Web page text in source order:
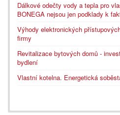
Dálkové odečty vody a tepla pro
BONEGA nejsou jen podklady k
Výhody elektronických
firmy
Revitalizace bytových domů -
bydlení
Vlastní kotelna. Energetická